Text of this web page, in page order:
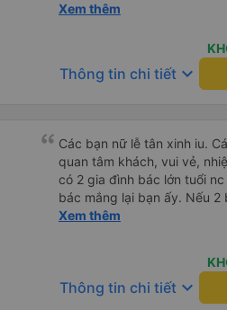
trạng tuyệt vời. Các khoang
phần. Tôi cao
toàn, bạn tôi cao
bàn chân cong. Có một
sinh. Sau khi được thả
chúng tôi nhận ra rằng
buýt. Tôi nhắn tin cho họ
lập tức rằng họ sẽ yêu cầu
đã tìm thấy chúng và sắp
tôi trả lại chúng để chúng
Xem thêm
Thông tin chi tiết keyboard_arrow_down
Các bạn nữ lễ tân xinh iu.
quan tâm khách, vui vẻ, nhiệt tình. Trong
có 2 gia đình bác lớn tuổi
bác mắng lại bạn ấy. Nếu 2
ngược lại nha. Bạn ấy nhắc
nhau xuất hiện trong giấc mơ của mình luôn. Nên nếu bạn
bị phản ánh thì đừng trừ
thì bảo bạn ấy liên hệ sđt
đuôi 666, chuyến ĐH-NT
Xem thêm
Thông tin chi tiết keyboard_arrow_down